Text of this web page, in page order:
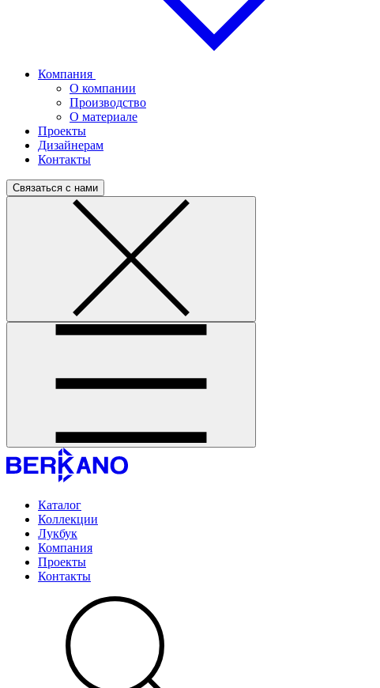
Компания
О компании
Производство
О материале
Проекты
Дизайнерам
Контакты
Связаться с нами
Каталог
Коллекции
Лукбук
Компания
Проекты
Контакты